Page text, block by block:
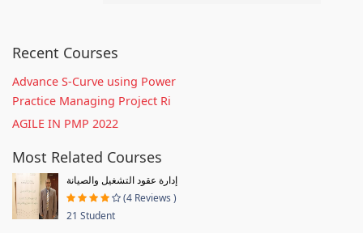
Recent Courses
Advance S-Curve using Power
Practice Managing Project Ri
AGILE IN PMP 2022
Most Related Courses
إدارة عقود التشغيل والصيانة
(4 Reviews )
21 Student